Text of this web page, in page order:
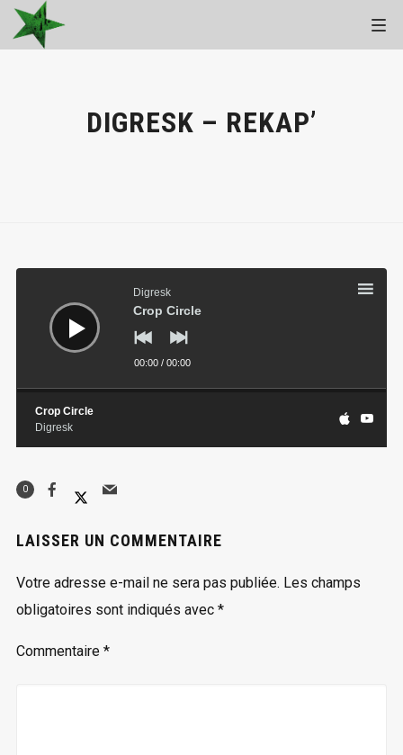
DIGRESK – REKAP’
Lecteur
Digresk
Crop Circle
00:00/ 00:00
Crop Circle
Digresk
0
LAISSER UN COMMENTAIRE
Votre adresse e-mail ne sera pas publiée. Les champs
obligatoires sont indiqués avec *
Commentaire *